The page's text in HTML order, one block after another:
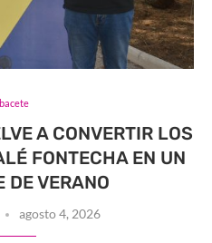
A CONVERTIR LOS
FONTECHA EN UN
DE VERANO
agosto 4, 2026